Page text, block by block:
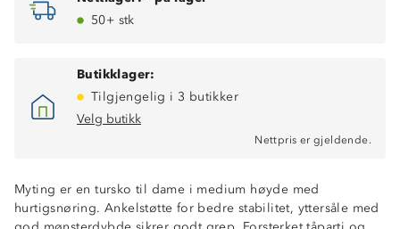
50+ stk
Butikklager:
Tilgjengelig i 3 butikker
Velg butikk
Nettpris er gjeldende.
Myting er en tursko til dame i medium høyde med
hurtigsnøring. Ankelstøtte for bedre stabilitet, yttersåle med